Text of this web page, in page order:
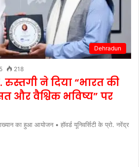
Dehradun
218
रुस्तगी ने दिया “भारत की
और वैश्विक भविष्य” पर
का हुआ आयोजन • हॉवर्ड यूनिवर्सिटी के प्रो. नरेंद्र